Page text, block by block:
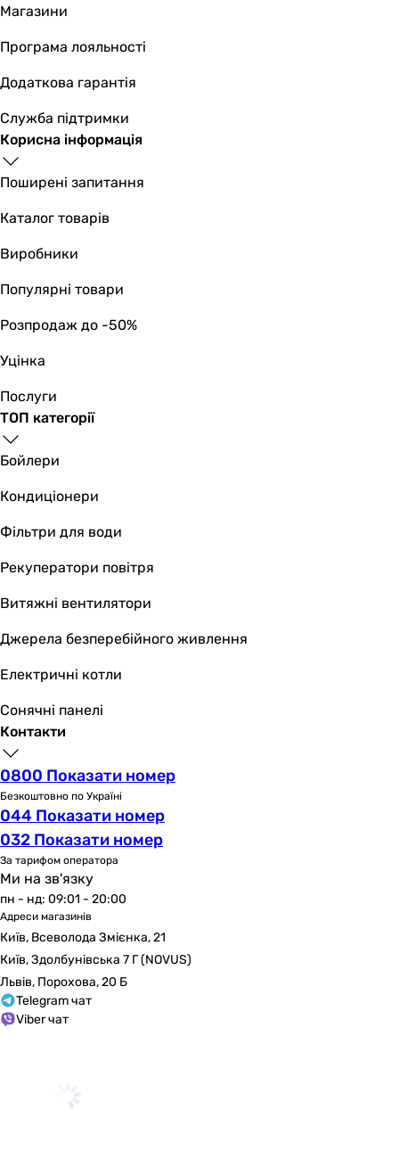
Магазини
Програма лояльності
Додаткова гарантія
Служба підтримки
Корисна інформація
Поширені запитання
Каталог товарів
Виробники
Популярні товари
Розпродаж до -50%
Уцінка
Послуги
ТОП категорії
Бойлери
Кондиціонери
Фільтри для води
Рекуператори повітря
Витяжні вентилятори
Джерела безперебійного живлення
Електричні котли
Сонячні панелі
Контакти
0800 Показати номер
Безкоштовно по Україні
044 Показати номер
032 Показати номер
За тарифом оператора
Ми на зв'язку
пн - нд: 09:01 - 20:00
Адреси магазинів
Київ, Всеволода Змієнка, 21
Київ, Здолбунівська 7 Г (NOVUS)
Львів, Порохова, 20 Б
Telegram чат
Viber чат